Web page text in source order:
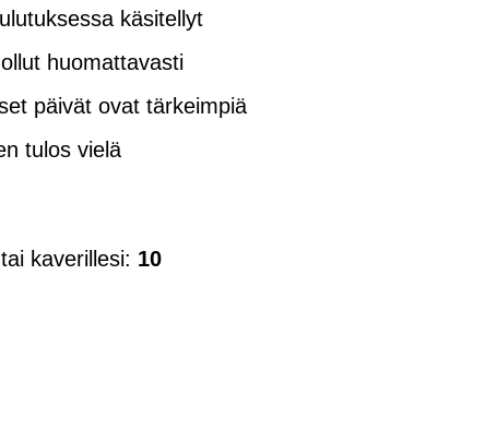
käsitellyt
huomattavasti
päivät ovat tärkeimpiä
tulos vielä
kaverillesi: 10